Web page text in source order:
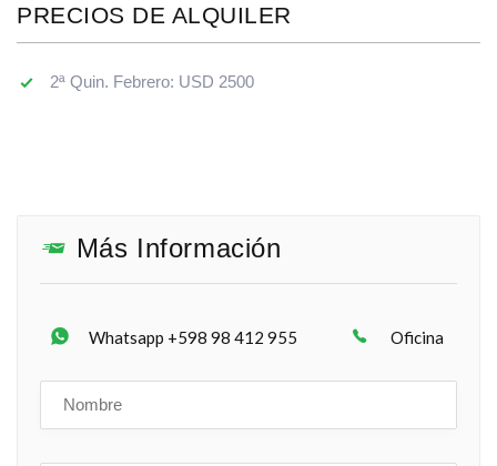
PRECIOS DE ALQUILER
2ª Quin. Febrero: USD 2500
Más Información
Whatsapp +598 98 412 955 Oficina